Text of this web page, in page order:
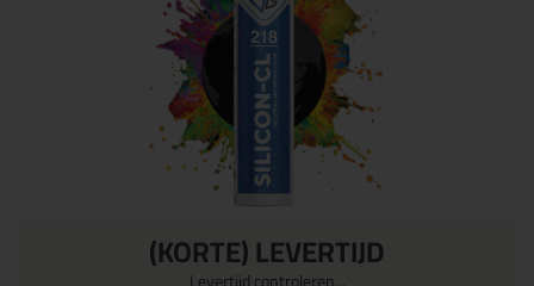
(KORTE) LEVERTIJD